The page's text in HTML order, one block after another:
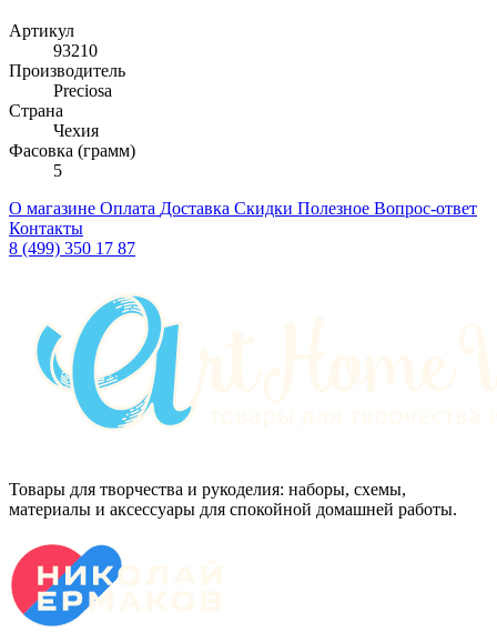
Артикул
93210
Производитель
Preciosa
Страна
Чехия
Фасовка (грамм)
5
О магазине Оплата Доставка Скидки Полезное Вопрос-ответ
Контакты
8 (499) 350 17 87
Товары для творчества и рукоделия: наборы, схемы,
материалы и аксессуары для спокойной домашней работы.